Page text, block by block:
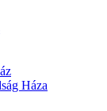
Háza